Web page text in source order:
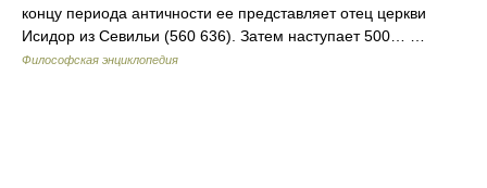
концу периода античности ее представляет отец церкви
Исидор из Севильи (560 636). Затем наступает 500… …
Философская энциклопедия